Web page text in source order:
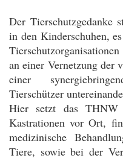
Der Tierschutzgedanke
in den Kinderschuhen,
an einer Vernetzung der
einer
Tierschützer
Hier setzt das THNW
Kastrationen vor Ort,
medizinische
Tiere, sowie bei der